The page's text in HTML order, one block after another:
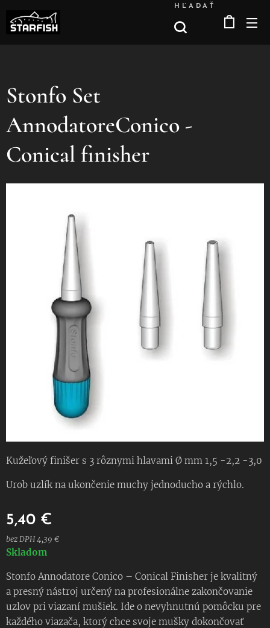
HĽADAŤ
Stonfo Set
AnnodatoreConico -
Conical finisher
Kužeľový finišer s 3 rôznymi hlavami Ø mm 1,5 -2,2 -3,0
Urob uzlík na ukončenie muchy jednoducho a rýchlo.
5,40 €
bez DPH 4,39 €
Skladom
Stonfo Annodatore Conico – Conical Finisher je kvalitný
a presný nástroj určený na profesionálne zakončovanie
uzlov pri viazaní mušiek. Ide o nevyhnutnú pomôcku pre
každého viazača, ktorý chce svoje mušky dokončovať